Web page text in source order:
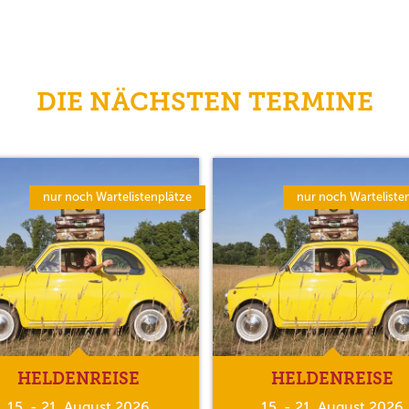
DIE NÄCHSTEN TERMINE
nur noch Wartelistenplätze
HELDENREISE
nur noch
HELDENREISE